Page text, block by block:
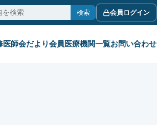
検索 会員ログイン
医師会だより会員医療機関一覧お問い合わせ